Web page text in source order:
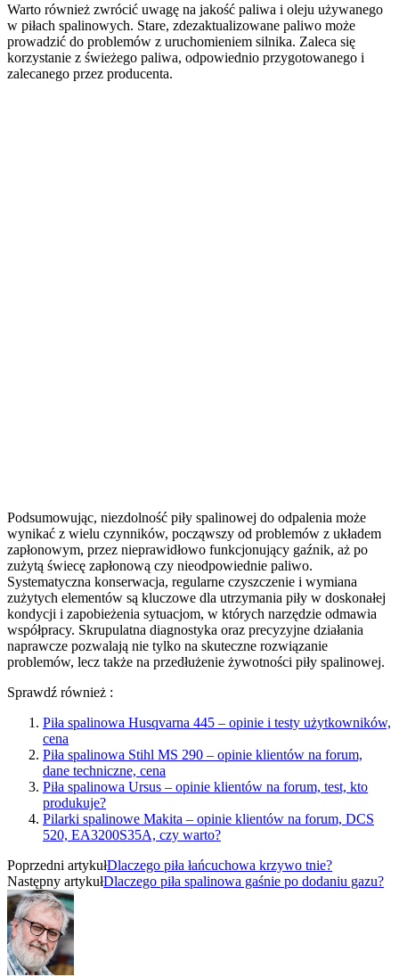
Warto również zwrócić uwagę na jakość paliwa i oleju używanego
w piłach spalinowych. Stare, zdezaktualizowane paliwo może
prowadzić do problemów z uruchomieniem silnika. Zaleca się
korzystanie z świeżego paliwa, odpowiednio przygotowanego i
zalecanego przez producenta.
Podsumowując, niezdolność piły spalinowej do odpalenia może
wynikać z wielu czynników, począwszy od problemów z układem
zapłonowym, przez nieprawidłowo funkcjonujący gaźnik, aż po
zużytą świecę zapłonową czy nieodpowiednie paliwo.
Systematyczna konserwacja, regularne czyszczenie i wymiana
zużytych elementów są kluczowe dla utrzymania piły w doskonałej
kondycji i zapobieżenia sytuacjom, w których narzędzie odmawia
współpracy. Skrupulatna diagnostyka oraz precyzyjne działania
naprawcze pozwalają nie tylko na skuteczne rozwiązanie
problemów, lecz także na przedłużenie żywotności piły spalinowej.
Sprawdź również :
Piła spalinowa Husqvarna 445 – opinie i testy użytkowników,
cena
Piła spalinowa Stihl MS 290 – opinie klientów na forum,
dane techniczne, cena
Piła spalinowa Ursus – opinie klientów na forum, test, kto
produkuje?
Pilarki spalinowe Makita – opinie klientów na forum, DCS
520, EA3200S35A, czy warto?
Poprzedni artykułDlaczego piła łańcuchowa krzywo tnie?
Następny artykułDlaczego piła spalinowa gaśnie po dodaniu gazu?